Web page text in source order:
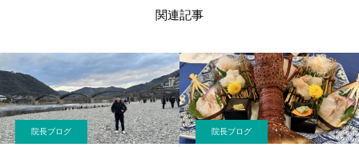
関連記事
院長ブログ 院長ブログ